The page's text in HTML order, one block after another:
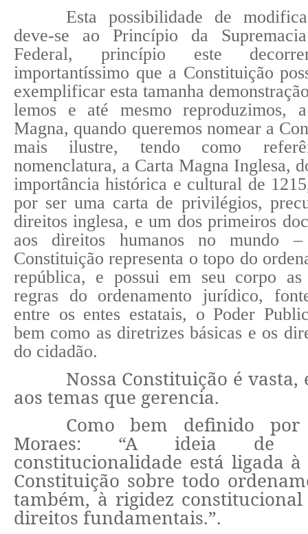
Esta possibilidade de
deve-se ao Princípio da
Federal, princípio este
importantíssimo que a Constituição
exemplificar esta tamanha
lemos e até mesmo reproduzimos,
Magna, quando queremos nomear a
mais ilustre, tendo como
nomenclatura, a Carta Magna Inglesa,
importância histórica e cultural de
por ser uma carta de privilégios,
direitos inglesa, e um dos primeiros
aos direitos humanos no mundo
Constituição representa o topo do
república, e possui em seu corpo as
regras do ordenamento jurídico,
entre os entes estatais, o Poder
bem como as diretrizes básicas e os
do cidadão.
Nossa Constituição é
aos temas que gerencia.
Como bem definido
Moraes: “A ideia de
constitucionalidade está ligada
Constituição sobre todo
também, à rigidez
direitos fundamentais.”.